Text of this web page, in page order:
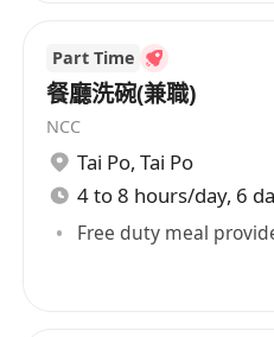
Part Time
餐廳洗碗(兼職)
NCC
Tai Po, Tai Po
4 to 8 hours/day, 6
Free duty meal